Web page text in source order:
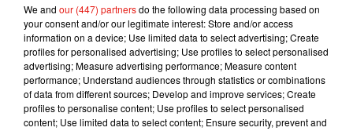
Au programme pour les papilles ? Des sandwichs au pain
grillé ou aux nuggets frits à l'air chaud, des nouilles
préparées à la bouilloire ou encore des biscuits sucrés
écrasés et saupoudrés sur du pain."Je me suis inspiré de
mes années d’université pour trouver des plats qui
comblent le vide quand on est un peu éméché", a expliqué
Jamie Robert Johnston, un chef cuisinier basé à Auckland
We and our (447) partnersdo the following data processing based on
your consent and/or our legitimate interest: Store and/or access
information on a device; Use limited data to select advertising; Create
profiles for personalised advertising; Use profiles to select personalised
advertising; Measure advertising performance; Measure content
performance; Understand audiences through statistics or combinations
of data from different sources; Develop and improve services; Create
profiles to personalise content; Use profiles to select personalised
content; Use limited data to select content; Ensure security, prevent and